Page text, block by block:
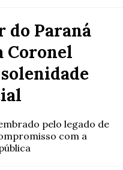
Paraná
Coronel
pelo legado de
com a